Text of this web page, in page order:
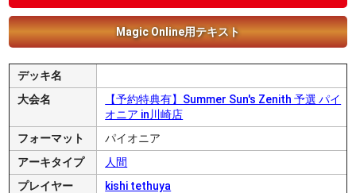
Magic Online用テキスト
デッキ名
大会名
【予約特典有】Summer Sun's Zenith 予選 パイ
オニア in川崎店
フォーマット
パイオニア
アーキタイプ
人間
プレイヤー
kishi tethuya